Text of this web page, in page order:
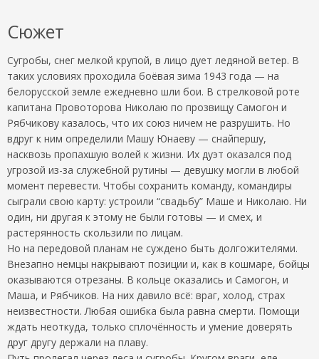
Сюжет
Сугробы, снег мелкой крупой, в лицо дует ледяной ветер. В
таких условиях проходила боёвая зима 1943 года — на
белорусской земле ежедневно шли бои. В стрелковой роте
капитана Провоторова Николаю по прозвищу Самогон и
Рябчикову казалось, что их союз ничем не разрушить. Но
вдруг к ним определили Машу Юнаеву — снайпершу,
насквозь пропахшую волей к жизни. Их дуэт оказался под
угрозой из-за служебной рутины — девушку могли в любой
момент перевести. Чтобы сохранить команду, командиры
сыграли свою карту: устроили “свадьбу” Маше и Николаю. Ни
один, ни другая к этому не были готовы — и смех, и
растерянность скользили по лицам.
Но на передовой планам не суждено быть долгожителями.
Внезапно немцы накрывают позиции и, как в кошмаре, бойцы
оказываются отрезаны. В кольце оказались и Самогон, и
Маша, и Рябчиков. На них давило всё: враг, холод, страх
неизвестности. Любая ошибка была равна смерти. Помощи
ждать неоткуда, только сплочённость и умение доверять
друг другу держали на плаву.